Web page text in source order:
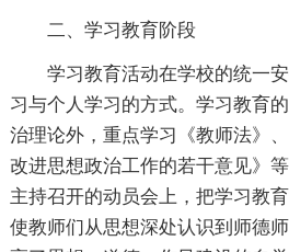
二、学习教育阶段
学习教育活动在学校的统一
习与个人学习的方式。学习教育
治理论外，重点学习《教师法》
改进思想政治工作的若干意见》
主持召开的动员会上，把学习教
使教师们从思想深处认识到师德